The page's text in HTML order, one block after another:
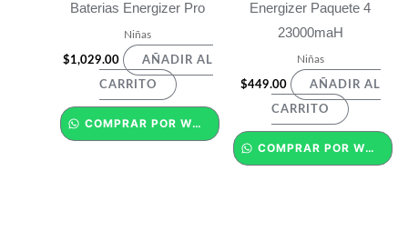
Baterias Energizer Pro
Niñas
$1,029.00 AÑADIR AL
CARRITO
COMPRAR POR WHATSAPP
Energizer Paquete 4
23000maH
Niñas
$449.00 AÑADIR AL
CARRITO
COMPRAR POR WHATSAPP